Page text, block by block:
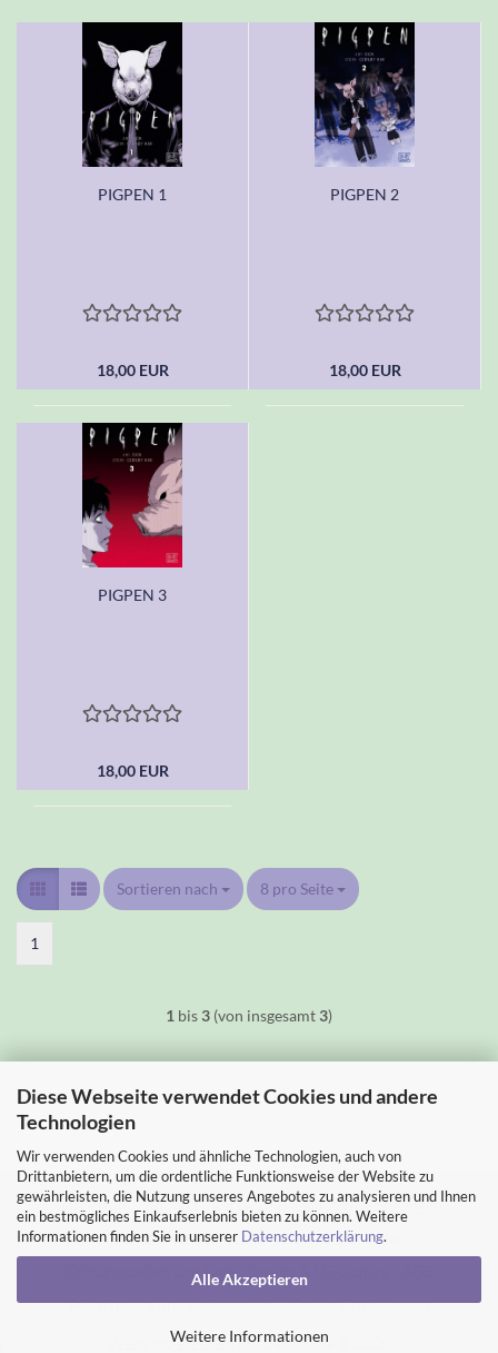
Diese Webseite verwendet Cookies und andere
Technologien
Wir verwenden Cookies und ähnliche Technologien, auch von
Drittanbietern, um die ordentliche Funktionsweise der Website zu
gewährleisten, die Nutzung unseres Angebotes zu analysieren und Ihnen
ein bestmögliches Einkaufserlebnis bieten zu können. Weitere
Informationen finden Sie in unserer Datenschutzerklärung.
Alle Akzeptieren
Weitere Informationen
PIGPEN 1
18,00 EUR
PIGPEN 2
18,00 EUR
PIGPEN 3
18,00 EUR
Sortieren nach
Sortieren nach 8 pro Seite
pro Seite
1
1 bis3 (von insgesamt3)
Impressum Kontakt
Versand- & Zahlungsbedingungen
Widerrufsrecht & Muster-Widerrufsformular
Öffnungszeiten und Lage
Service & US-Comics
Privatsphäre und Datenschutz
Cookie Einstellungen
Webshop erstellenmit Gambio.de © 2026